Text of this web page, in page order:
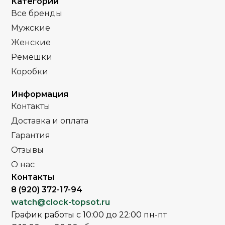
Часы мужские
РЕМЕНЬ
СТЕКЛО Минеральное
ЦВЕТ КОРПУСА
ЦВЕТ РЕМЕШКА
ЦИФЕРБЛАТ Черный
ЦИФЕРБЛАТ
Все бренды
Мужские
Женские
Ремешки
Коробки
Информация
Контакты
Доставка и оплата
Гарантия
Отзывы
О нас
Контакты
8 (920) 372-17-94
watch@clock-topsot.ru
График работы с 10:00 до 22:00 пн-пт